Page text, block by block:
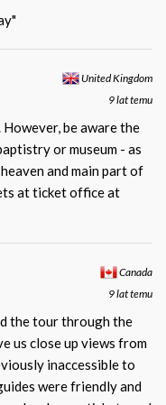
United Kingdom
9 lat temu
be aware the
or museum - as
and main part of
at ticket office at
Canada
9 lat temu
the tour through the
us close up views from
inaccessible to
were friendly and